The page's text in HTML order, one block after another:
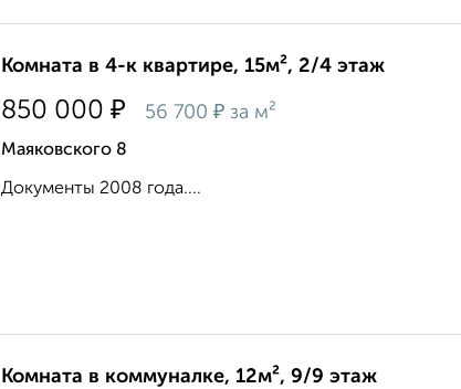
Комната в 4-к квартире, 15м², 2/4 этаж
850 000 ₽ 56 700 ₽ за м²
Маяковского 8
Документы 2008 года....
Комната в коммуналке, 12м², 9/9 этаж